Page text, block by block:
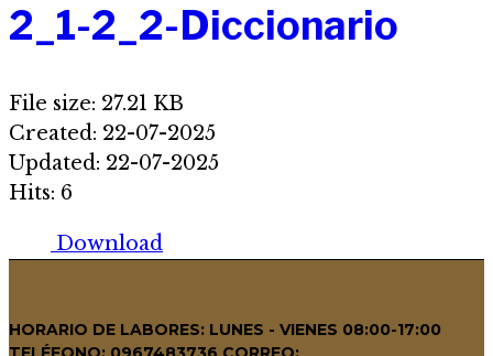
2_1-2_2-Diccionario
File size: 27.21 KB
Created: 22-07-2025
Updated: 22-07-2025
Hits: 6
Download
HORARIO DE LABORES: LUNES - VIENES 08:00-17:00